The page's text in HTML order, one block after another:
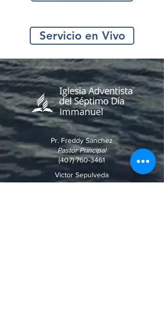
Servicio en Vivo
Immanuel
Pr. Freddy Sanchez
Pastor Principal
(407) 760-3461
Victor Sepulveda
Primer Anciano